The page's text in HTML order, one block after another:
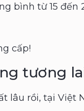
bình từ 15 đến
cấp!
tương
lâu rồi, tại Việt